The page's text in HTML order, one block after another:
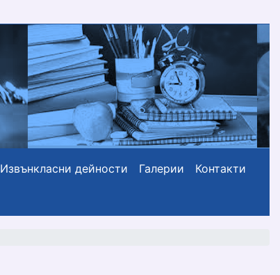
Извънкласни дейности Галерии
Контакти